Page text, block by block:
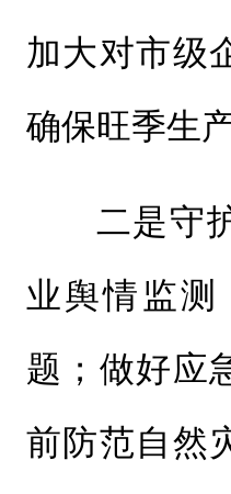
加大对市级
确保旺季生
二是守
业舆情监测
题；做好应
前防范自然